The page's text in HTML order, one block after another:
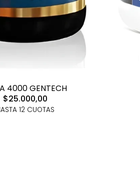
4000 GENTECH
$25.000,00
12 CUOTAS